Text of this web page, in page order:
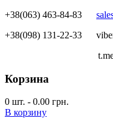
+38(063) 463-84-83
+38(098) 131-22-33
t.me/
Корзина
0 шт. - 0.00 грн.
В корзину